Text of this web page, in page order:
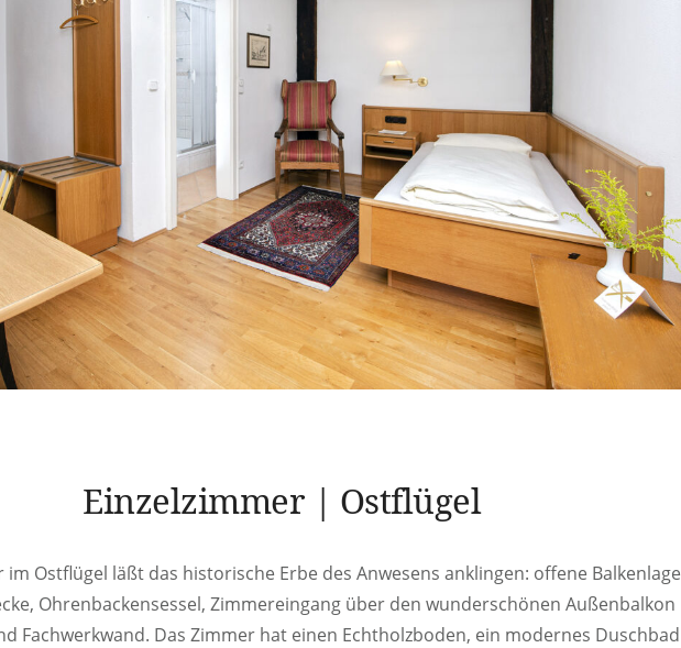
Einzelzimmer | Ostflügel
im Ostflügel läßt das historische Erbe des Anwesens anklingen: offene Balkenlage
Ohrenbackensessel, Zimmereingang über den wunderschönen Außenbalkon
Fachwerkwand. Das Zimmer hat einen Echtholzboden, ein modernes Duschbad